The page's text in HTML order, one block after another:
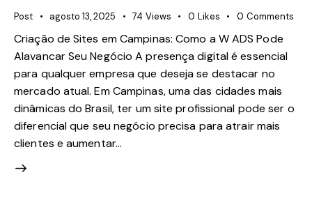
Post agosto 13, 2025 74 Views 0 Likes 0 Comments
Criação de Sites em Campinas: Como a W ADS Pode
Alavancar Seu Negócio A presença digital é essencial
para qualquer empresa que deseja se destacar no
mercado atual. Em Campinas, uma das cidades mais
dinâmicas do Brasil, ter um site profissional pode ser o
diferencial que seu negócio precisa para atrair mais
clientes e aumentar…